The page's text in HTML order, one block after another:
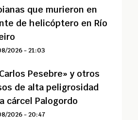
que murieron en
de helicóptero en Río
2026 - 21:03
Pesebre» y otros
de alta peligrosidad
llegan a cárcel Palogordo
2026 - 20:47